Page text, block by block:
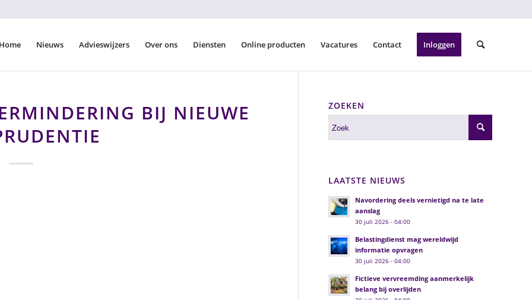
Nieuws Advieswijzers Over ons Diensten Online producten Vacatures Contact Inloggen
BIJ NIEUWE
ZOEKEN
LAATSTE NIEUWS
Navordering deels vernietigd na te late
aanslag
30 juli 2026 - 04:00
Belastingdienst mag wereldwijd
informatie opvragen
30 juli 2026 - 04:00
Fictieve vervreemding aanmerkelijk
belang bij overlijden